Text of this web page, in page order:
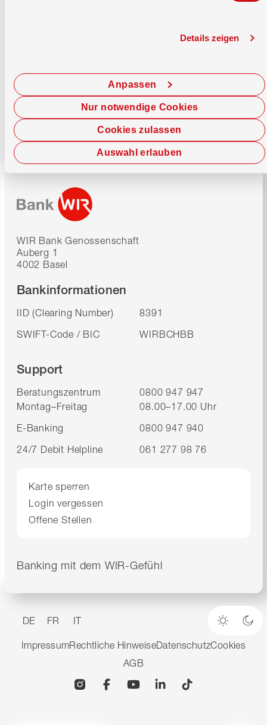
Details zeigen
Cookies zulassen
Anpassen
Auswahl erlauben
Nur notwendige Cookies
Jetzt chatten
WIR Bank Genossenschaft
Auberg 1
4002 Basel
Bankinformationen
IID (Clearing Number)
8391
SWIFT-Code / BIC
WIRBCHBB
Support
Beratungszentrum
0800 947 947
Montag–Freitag
08.00–17.00 Uhr
E-Banking
0800 947 940
24/7 Debit Helpline
061 277 98 76
Karte sperren
Login vergessen
Offene Stellen
Banking mit dem WIR-Gefühl
DE FR IT
Heller
ImpressumRechtliche HinweiseDatenschutzCookies
AGB
InstagramFacebookYouTubeLinkedin